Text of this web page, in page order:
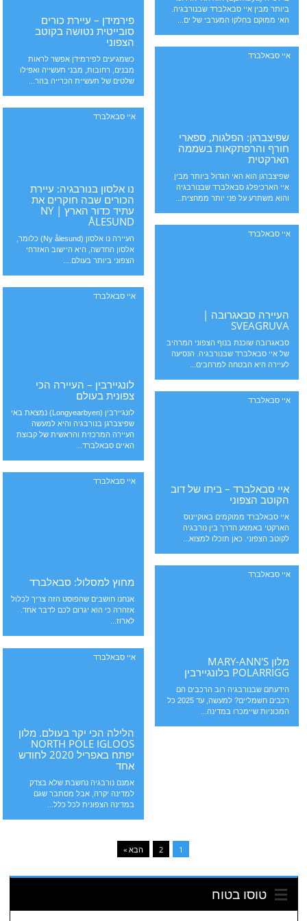
פירמידן – עיירת כורים
סובייטית נטושה בקוטב
הצפוני
כשמגיעים לפירמידן אפשר לראות
מבנים, רחובות, מבני תעשייה ואפילו
שלטים של תעשיית הכרייה בהר...
ביותר מבין איי סבאלברד שבנורבגיה.
האי ממוקם בחלקו המערבי של ים...
איי סבאלברד
שפיצברגן: הפלגות, ספארי
חורף והרפתקאות בשממה
הארקטית
שפיצברגן הוא האי הגדול ביותר מבין
איי הארכיפלג סבאלברד שבנורבגיה
והוא משתרע על פני יותר ממחצית...
איי סבאלברד
נו אלסון בנורבגיה: עיירת
הכורים שבה חוקרים את
עתיד כדור הארץ | NY
ÅLESUND
העיירה נו אלסון (Ny ålesund) כלומר,
אלסון החדשה, היא היישוב האזרחי
הצפוני ביותר בעולם....
איי סבאלברד
העיירה סבאגרובה |
SVEAGRUVA
סבאגרובה שוכנת בנוף הצפוני המרהיב
של איי סבאלברד שבנורבגיה. הנסיעה
לעיירה היא הבטחה למרחבים...
איי סבאלברד
לונגיירבין – העיירה הכי
צפונית בעולם
לונגיירבין (Longyearbyen) נמצאת באי
שפיצברגן בנורבגיה והיא למעשה
העיירה המרכזית והראשית של קבוצת
האיים סבאלברד...
איי סבאלברד
איי סבאלברד – ביתו של דוב
הקוטב הצפוני
איי סבאלברד ממוקמים באוקיינוס
הארקטי באמצע הדרך בין נורבגיה
לקוטב הצפוני. כאן תוכלו למצוא...
איי סבאלברד
מחוץ למסלול: סבאלברד
אנחנו חושבים שהפוסט הזה צריך לכלול
אזהרה כי הוא יגרום לכם לדבר אחד.
לארוז...
איי סבאלברד
מלון MARY-ANN'S
POLARRIGG בלונגיירבין
הידעתם שבנורבגיה רוב הרכבים הם
רכבים חשמליים? למעשה, עד 2025 כל
המכוניות שיימכרו במדינה...
איי סבאלברד
הלילה הכי יקר בעולם. מלון
NORTH POLE IGLOOS
יפתח באפריל 2020 לחודש
אחד
אמנם נורבגיה נחשבת שלא בצדק
למדינה יקרה, אבל מסתבר שגם
במדינה הצפונית לכל כלל...
1
2 הבא »
טוסו בטוח